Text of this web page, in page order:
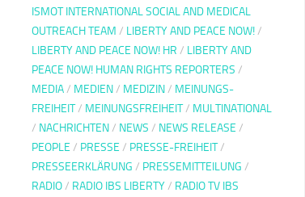
ISMOT INTERNATIONAL SOCIAL AND MEDICAL
OUTREACH TEAM / LIBERTY AND PEACE NOW!/
LIBERTY AND PEACE NOW! HR / LIBERTY AND
PEACE NOW! HUMAN RIGHTS REPORTERS /
MEDIA/ MEDIEN/ MEDIZIN/ MEINUNGS-
FREIHEIT/ MEINUNGSFREIHEIT/ MULTINATIONAL
/ NACHRICHTEN/ NEWS / NEWS RELEASE /
PEOPLE / PRESSE / PRESSE-FREIHEIT/
PRESSEERKLÄRUNG / PRESSEMITTEILUNG /
RADIO/ RADIO IBS LIBERTY/ RADIO TV IBS